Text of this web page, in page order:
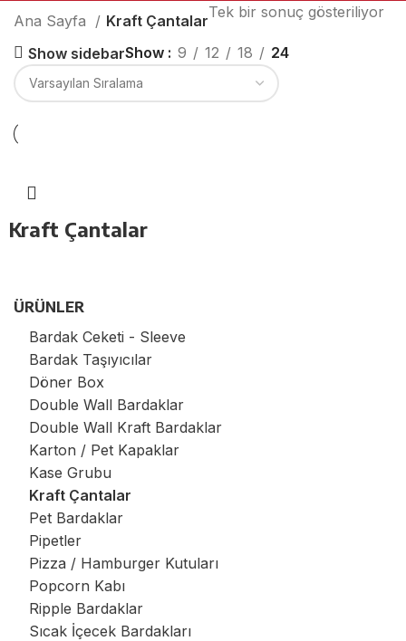
ÜRÜNLER
Bardak Ceketi - Sleeve
Bardak Taşıyıcılar
Döner Box
Double Wall Bardaklar
Double Wall Kraft Bardaklar
Karton / Pet Kapaklar
Kase Grubu
Kraft Çantalar
Pet Bardaklar
Pipetler
Pizza / Hamburger Kutuları
Popcorn Kabı
Ripple Bardaklar
Sıcak İçecek Bardakları
Ana Sayfa Kraft ÇantalarTek bir sonuç gösteriliyor
Show sidebarShow 9 12 18 24
Kraft Çantalar